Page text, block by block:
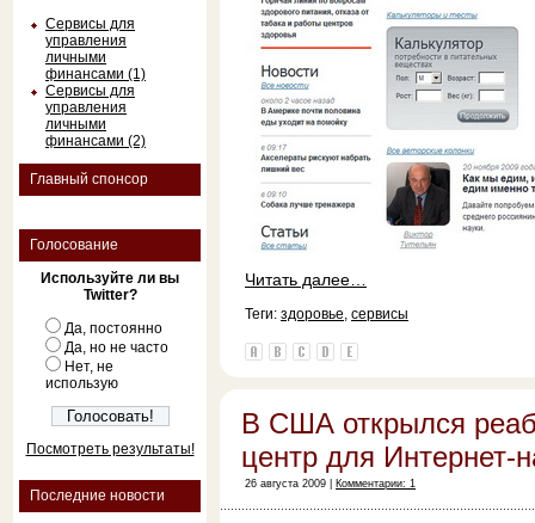
Сервисы для
управления
личными
финансами (1)
Сервисы для
управления
личными
финансами (2)
Главный спонсор
Голосование
Используйте ли вы
Twitter?
Да, постоянно
Да, но не часто
Нет, не
использую
Посмотреть результаты!
Последние новости
Читать далее…
Теги: здоровье, сервисы
В США открылся
центр для Интернет-
26 августа 2009 | Комментарии: 1